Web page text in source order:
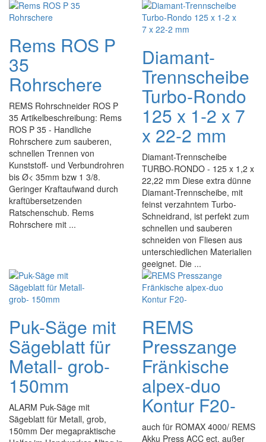
Rems ROS P
35
Rohrschere
REMS Rohrschneider ROS P
35 Artikelbeschreibung: Rems
ROS P 35 - Handliche
Rohrschere zum sauberen,
schnellen Trennen von
Kunststoff- und Verbundrohren
bis Ø< 35mm bzw 1 3/8.
Geringer Kraftaufwand durch
kraftübersetzenden
Ratschenschub. Rems
Rohrschere mit ...
Diamant-
Trennscheibe
Turbo-Rondo
125 x 1-2 x 7
x 22-2 mm
Diamant-Trennscheibe
TURBO-RONDO - 125 x 1,2 x
22,22 mm Diese extra dünne
Diamant-Trennscheibe, mit
feinst verzahntem Turbo-
Schneidrand, ist perfekt zum
schnellen und sauberen
schneiden von Fliesen aus
unterschiedlichen Materialien
geeignet. Die ...
Puk-Säge mit
Sägeblatt für
Metall- grob-
150mm
ALARM Puk-Säge mit
Sägeblatt für Metall, grob,
150mm Der megapraktische
REMS
Presszange
Fränkische
alpex-duo
Kontur F20-
auch für ROMAX 4000/ REMS
Akku Press ACC ect. außer